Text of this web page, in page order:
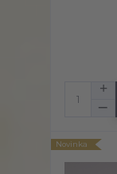
Novinka